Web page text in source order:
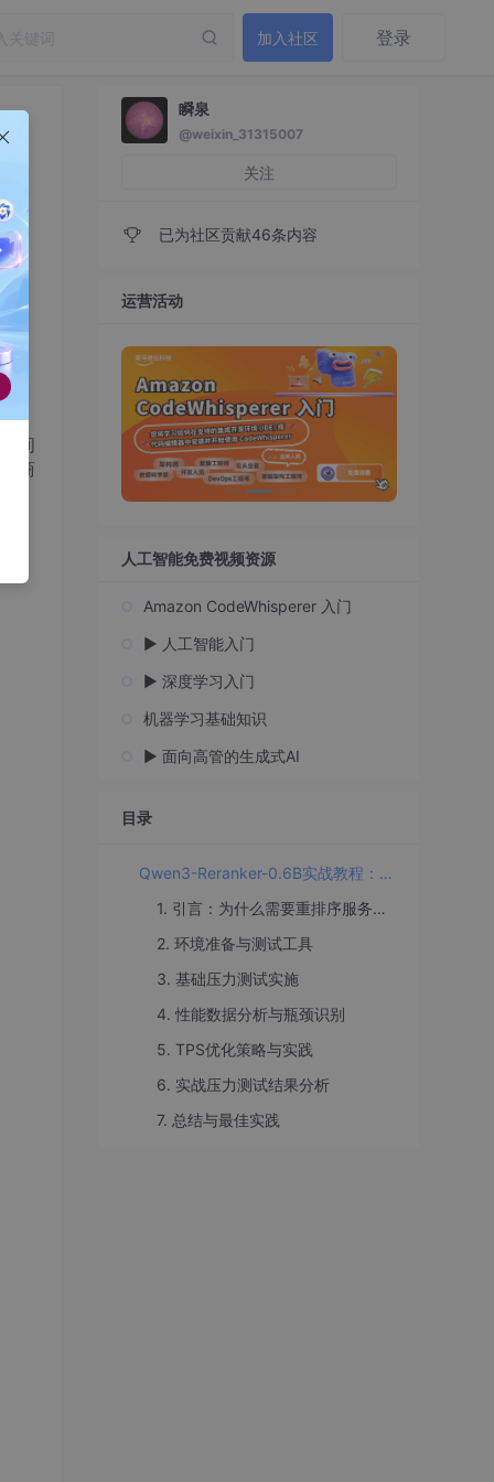
加入社区 登录
间
商
瞬泉
@weixin_31315007
关注
已为社区贡献46条内容
运营活动
人工智能免费视频资源
Amazon CodeWhisperer 入门
▶️ 人工智能入门
▶️ 深度学习入门
机器学习基础知识
▶️ 面向高管的生成式AI
目录
Qwen3-Reranker-0.6B实战教程：重排序服务压力测试与TPS优化
1. 引言：为什么需要重排序服务压力测试
2. 环境准备与测试工具
3. 基础压力测试实施
4. 性能数据分析与瓶颈识别
5. TPS优化策略与实践
6. 实战压力测试结果分析
7. 总结与最佳实践